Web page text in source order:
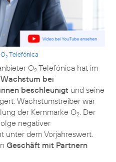
2Telefónica
O2 Telefónica hat im
Wachstum bei
beschleunigt und seine
Wachstumstreiber war
der Kernmarke O2. Der
negativer
unter dem Vorjahreswert.
Geschäft mit Partnern